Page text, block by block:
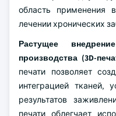
область применения
лечении хронических
Растущее
производства (3D-
печати позволяет
интеграцией тканей,
результатов
печати облегчает